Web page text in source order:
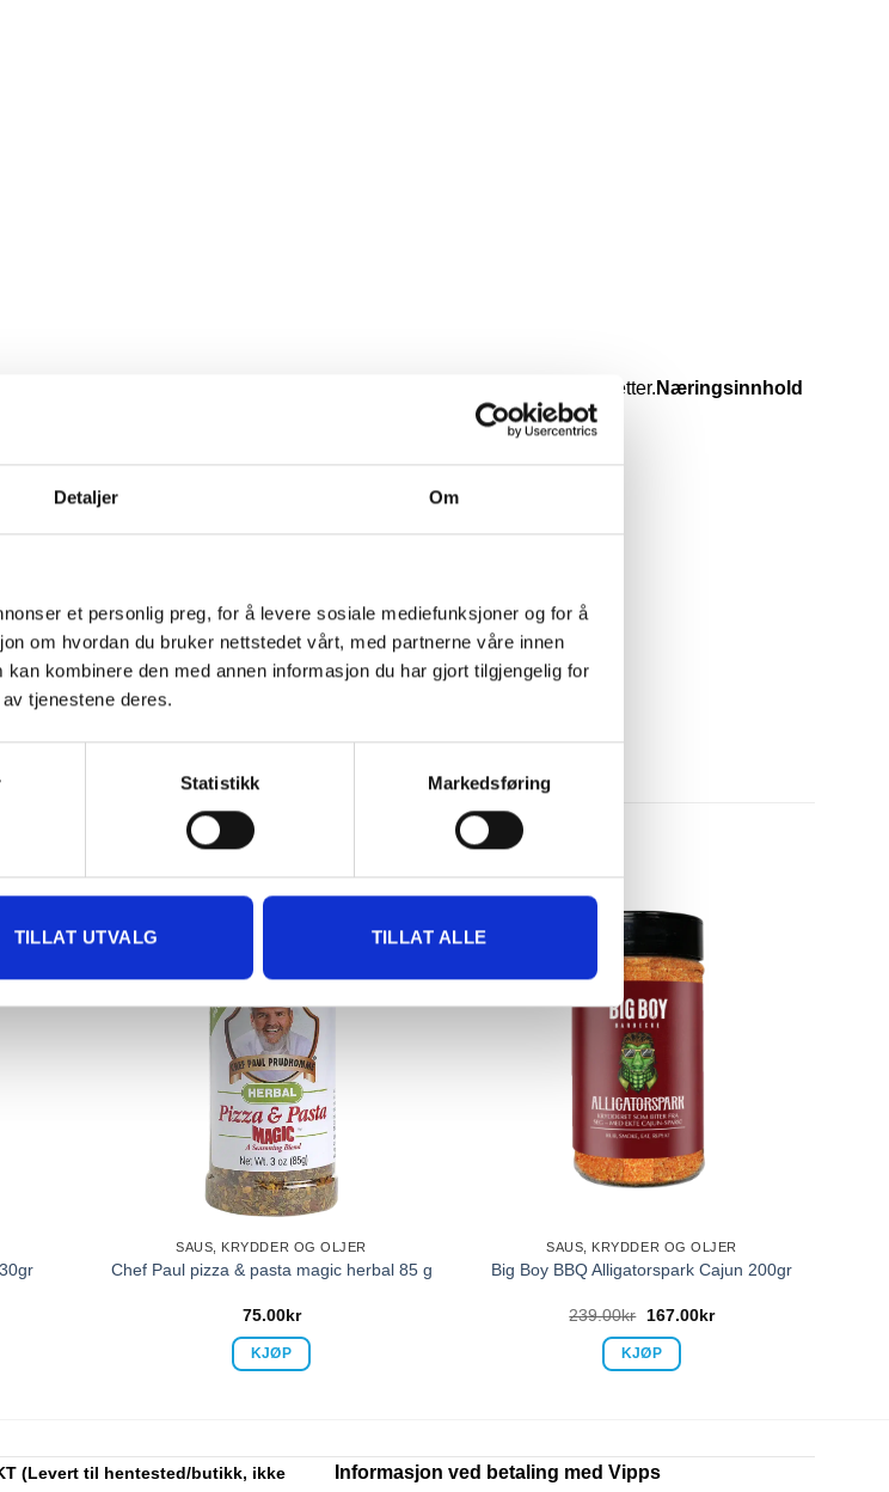
Detaljer Om
et personlig preg, for å levere sosiale mediefunksjoner og for å
om hvordan du bruker nettstedet vårt, med partnerne våre innen
kombinere den med annen informasjon du har gjort tilgjengelig for
tjenestene deres.
Statistikk Markedsføring
TILLAT UTVALG TILLAT ALLE
. Perfekt til alt fra enkle hverdagsmiddager til mer tidkrevende middagsretter. Næringsinnhold
SAUS, KRYDDER OG OLJER
Chef Paul pizza & pasta magic herbal 85 g
75.00kr
KJØP
-30%
SAUS, KRYDDER OG OLJER
Big Boy BBQ Alligatorspark Cajun 200gr
239.00kr 167.00kr
KJØP
(Levert til hentested/butikk, ikke
Informasjon ved betaling med Vipps